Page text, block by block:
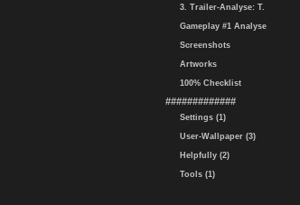
3. Trailer-Analyse: T.
Gameplay #1 Analyse
Screenshots
Artworks
100% Checklist
#############
Settings (1)
User-Wallpaper (3)
Helpfully (2)
Tools (1)